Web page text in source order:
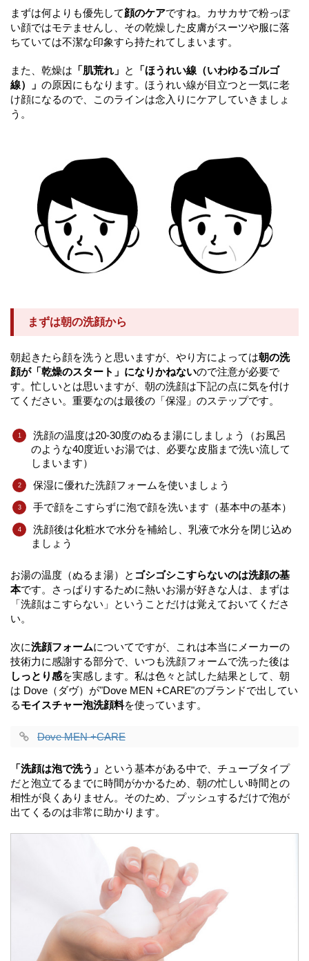
まずは何よりも優先して顔のケアですね。カサカサで粉っぽ
い顔ではモテませんし、その乾燥した皮膚がスーツや服に落
ちていては不潔な印象すら持たれてしまいます。
また、乾燥は 「肌荒れ」 と
「ほうれい線（いわゆるゴルゴ
線）」 の原因にもなります。ほうれい線が目立つと一気に老
け顔になるので、このラインは念入りにケアしていきましょ
う。
まずは朝の洗顔から
朝起きたら顔を洗うと思いますが、やり方によっては朝の洗
顔が「乾燥のスタート」になりかねないので注意が必要で
す。忙しいとは思いますが、朝の洗顔は下記の点に気を付け
てください。重要なのは最後の「保湿」のステップです。
洗顔の温度は20-30度のぬるま湯にしましょう（お風呂
のような40度近いお湯では、必要な皮脂まで洗い流して
しまいます）
保湿に優れた洗顔フォームを使いましょう
手で顔をこすらずに泡で顔を洗います（基本中の基本）
洗顔後は化粧水で水分を補給し、乳液で水分を閉じ込め
ましょう
お湯の温度（ぬるま湯）と ゴシゴシこすらないのは洗顔の基
本です。さっぱりするために熱いお湯が好きな人は、まずは
「洗顔はこすらない」ということだけは覚えておいてくださ
い。
次に洗顔フォームについてですが、これは本当にメーカーの
技術力に感謝する部分で、いつも洗顔フォームで洗った後は
しっとり感を実感します。私は色々と試した結果として、朝
は Dove（ダヴ）が"Dove MEN +CARE"のブランドで出してい
るモイスチャー泡洗顔料を使っています。
Dove MEN +CARE
「洗顔は泡で洗う」 という基本がある中で、チューブタイプ
だと泡立てるまでに時間がかかるため、朝の忙しい時間との
相性が良くありません。そのため、プッシュするだけで泡が
出てくるのは非常に助かります。